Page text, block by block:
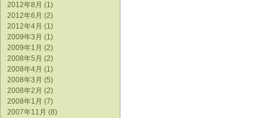
2012年8月 (1)
2012年6月 (2)
2012年4月 (1)
2009年3月 (1)
2009年1月 (2)
2008年5月 (2)
2008年4月 (1)
2008年3月 (5)
2008年2月 (2)
2008年1月 (7)
2007年11月 (8)